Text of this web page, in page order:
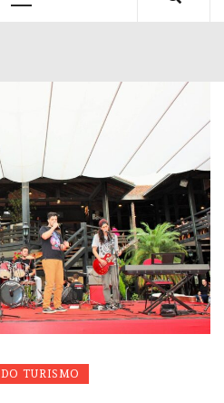
TURISMO